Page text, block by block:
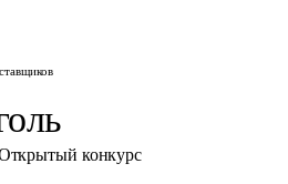
конкурс